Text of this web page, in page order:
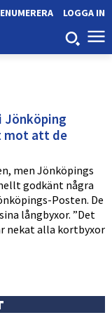
LOGGA IN
Jönköping
mot att de
men Jönköpings
godkänt några
Posten. De
långbyxor. ”Det
nekat alla kortbyxor